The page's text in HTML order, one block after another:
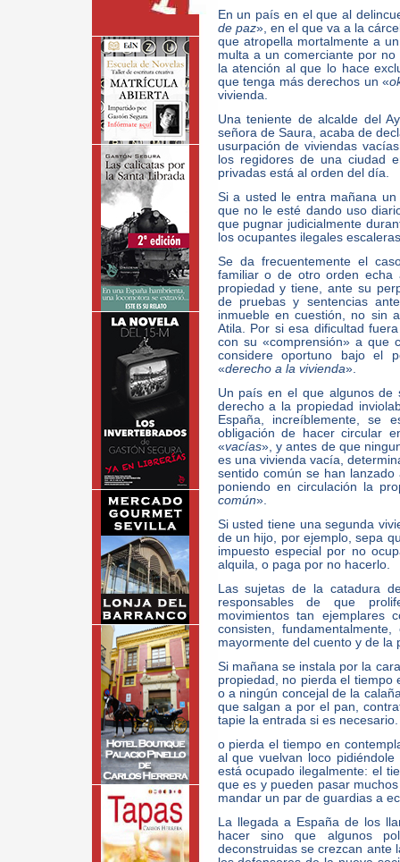
En un país en el que al
de paz», en el que va a la
que atropella mortalmente a
multa a un comerciante por
la atención al que lo hace
que tenga más derechos un «
vivienda.
Una teniente de alcalde del
señora de Saura, acaba de
usurpación de viviendas
los regidores de una ciudad
privadas está al orden del día.
Si a usted le entra mañana
que no le esté dando uso
que pugnar judicialmente
los ocupantes ilegales
Se da frecuentemente el
familiar o de otro orden
propiedad y tiene, ante su
de pruebas y sentencias
inmueble en cuestión, no sin
Atila. Por si esa dificultad
con su «comprensión» a que
considere oportuno bajo el
«derecho a la vivienda».
Un país en el que algunos de
derecho a la propiedad
España, increíblemente, se
obligación de hacer circular
«vacías», y antes de que
es una vivienda vacía,
sentido común se han
poniendo en circulación la
común».
Si usted tiene una segunda
de un hijo, por ejemplo, sepa
impuesto especial por no
alquila, o paga por no hacerlo.
Las sujetas de la catadura
responsables de que
movimientos tan ejemplares
consisten,
mayormente del cuento y de la
Si mañana se instala por la
propiedad, no pierda el
o a ningún concejal de la
que salgan a por el pan,
tapie la entrada si es necesario.
o pierda el tiempo en
al que vuelvan loco
está ocupado ilegalmente: el
que es y pueden pasar
mandar un par de guardias a
La llegada a España de los
hacer sino que algunos
deconstruidas se crezcan ante